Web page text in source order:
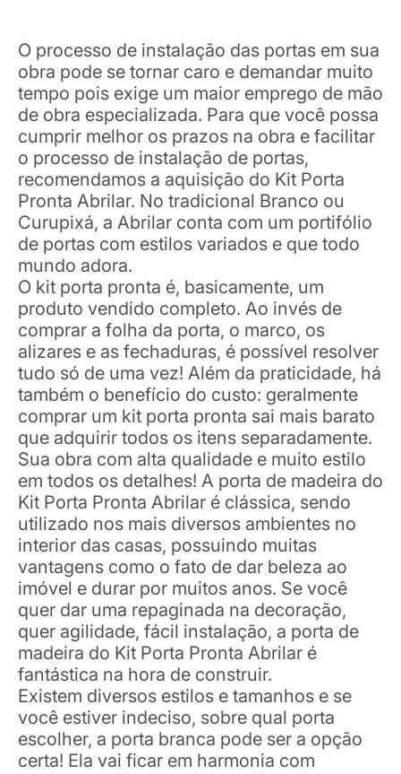
O processo de instalação das portas em sua
obra pode se tornar caro e demandar muito
tempo pois exige um maior emprego de mão
de obra especializada. Para que você possa
cumprir melhor os prazos na obra e facilitar
o processo de instalação de portas,
recomendamos a aquisição do Kit Porta
Pronta Abrilar. No tradicional Branco ou
Curupixá, a Abrilar conta com um portifólio
de portas com estilos variados e que todo
mundo adora.
O kit porta pronta é, basicamente, um
produto vendido completo. Ao invés de
comprar a folha da porta, o marco, os
alizares e as fechaduras, é possível resolver
tudo só de uma vez! Além da praticidade, há
também o benefício do custo: geralmente
comprar um kit porta pronta sai mais barato
que adquirir todos os itens separadamente.
Sua obra com alta qualidade e muito estilo
em todos os detalhes! A porta de madeira do
Kit Porta Pronta Abrilar é clássica, sendo
utilizado nos mais diversos ambientes no
interior das casas, possuindo muitas
vantagens como o fato de dar beleza ao
imóvel e durar por muitos anos. Se você
quer dar uma repaginada na decoração,
quer agilidade, fácil instalação, a porta de
madeira do Kit Porta Pronta Abrilar é
fantástica na hora de construir.
Existem diversos estilos e tamanhos e se
você estiver indeciso, sobre qual porta
escolher, a porta branca pode ser a opção
certa! Ela vai ficar em harmonia com